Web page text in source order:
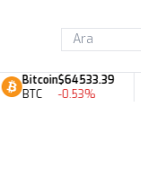
Bitcoin
BTC
$64533.39
-0.53%